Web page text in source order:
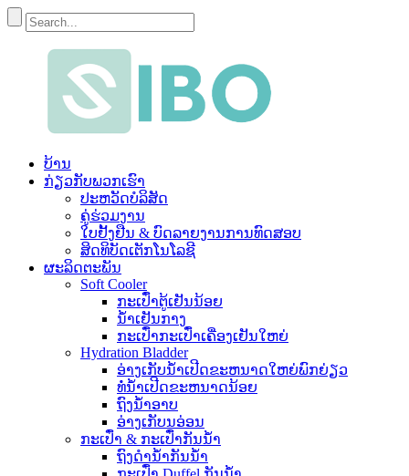
ບ້ານ
ກ່ຽວ​ກັບ​ພວກ​ເຮົາ
ປະ​ຫວັດ​ບໍ​ລິ​ສັດ
ຄູ່ຮ່ວມງານ
ໃບຢັ້ງຢືນ & ບົດລາຍງານການທົດສອບ
ສິດທິບັດເຕັກໂນໂລຊີ
ຜະລິດຕະພັນ
Soft Cooler
ກະເປົ໋າຕູ້ເຢັນນ້ອຍ
ນ້ຳເຢັນກາງ
ກະເປົ໋າກະເປົ໋າເຄື່ອງເຢັນໃຫຍ່
Hydration Bladder
ອ່າງເກັບນໍ້າເປີດຂະຫນາດໃຫຍ່ພົກຍ່ຽວ
ທໍ່ນ້ໍາເປີດຂະຫນາດນ້ອຍ
ຖົງນໍ້າອາບ
ອ່າງເກັບນອ່ອນ
ກະເປົ໋າ & ກະເປົ໋າກັນນໍ້າ
ຖົງດໍານ້ໍາກັນນ້ໍາ